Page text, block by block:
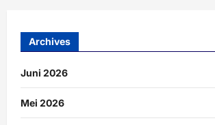
Archives
Juni 2026
Mei 2026